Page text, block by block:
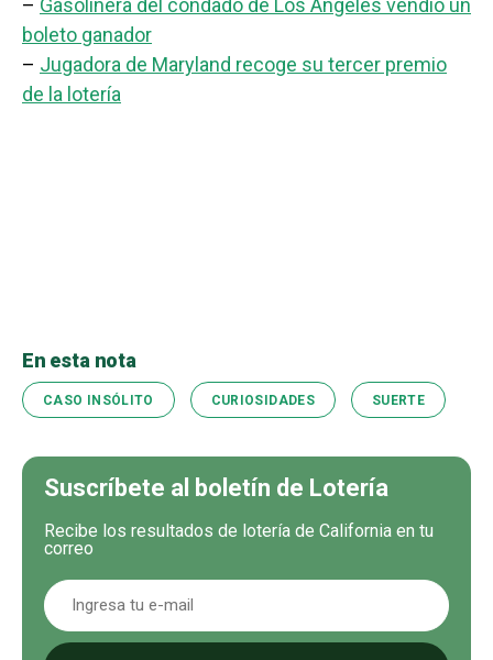
– Gasolinera del condado de Los Ángeles vendió un
boleto ganador
– Jugadora de Maryland recoge su tercer premio
de la lotería
En esta nota
CASO INSÓLITO CURIOSIDADES SUERTE
Suscríbete al boletín de Lotería
Recibe los resultados de lotería de California en tu
correo